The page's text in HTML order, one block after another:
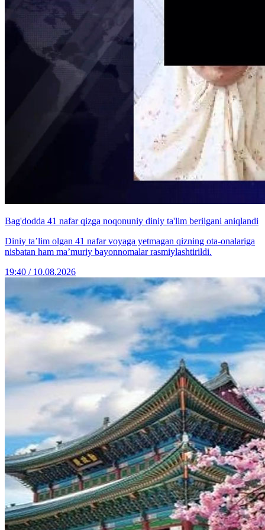
Bag'dodda 41 nafar qizga noqonuniy diniy ta'lim berilgani aniqlandi
Diniy ta’lim olgan 41 nafar voyaga yetmagan qizning ota-onalariga
nisbatan ham ma’muriy bayonnomalar rasmiylashtirildi.
19:40 / 10.08.2026